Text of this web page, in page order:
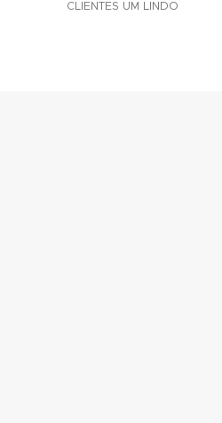
CLIENTES UM LINDO